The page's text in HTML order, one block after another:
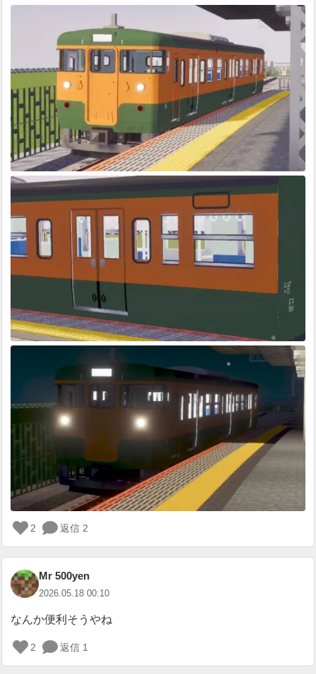
ロ
グ
イ
ン
が
必
要
2 返信 2
Mr 500yen
2026.05.18 00:10
なんか便利そうやね
ロ
グ
2 返信 1